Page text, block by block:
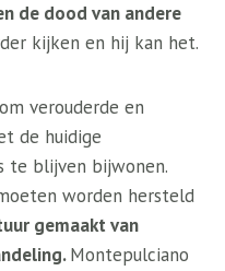
de dood van andere
kijken en hij kan het.
verouderde en
de huidige
te blijven bijwonen.
worden hersteld
gemaakt van
Montepulciano